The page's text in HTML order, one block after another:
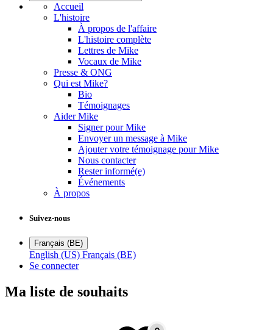
Accueil
L'histoire
À propos de l'affaire
L'histoire complète
Lettres de Mike
Vocaux de Mike
Presse & ONG
Qui est Mike?
Bio
Témoignages
Aider Mike
Signer pour Mike
Envoyer un message à Mike
Ajouter votre témoignage pour Mike
Nous contacter
Rester informé(e)
Événements
À propos
Suivez-nous
Français (BE)
English (US) Français (BE)
Se connecter
Ma liste de souhaits